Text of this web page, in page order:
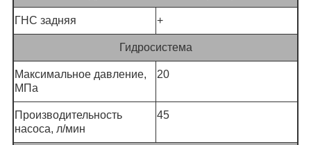
ГНС задняя +
Гидросистема
Максимальное давление,
МПа
20
Производительность
насоса, л/мин
45